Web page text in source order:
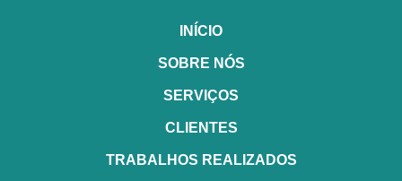
INÍCIO
SOBRE NÓS
SERVIÇOS
CLIENTES
TRABALHOS REALIZADOS